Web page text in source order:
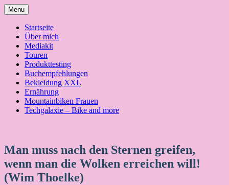
Skip
to
content
Menu
Startseite
Über mich
Mediakit
Touren
Produkttesting
Buchempfehlungen
Bekleidung XXL
Ernährung
Mountainbiken Frauen
Techgalaxie – Bike and more
Man muss nach den Sternen greifen,
wenn man die Wolken erreichen will!
(Wim Thoelke)